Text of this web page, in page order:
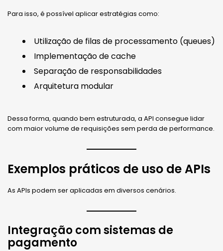
Para isso, é possível aplicar estratégias como:
Utilização de filas de processamento (queues)
Implementação de cache
Separação de responsabilidades
Arquitetura modular
Dessa forma, quando bem estruturada, a API consegue lidar
com maior volume de requisições sem perda de performance.
Exemplos práticos de uso de APIs
As APIs podem ser aplicadas em diversos cenários.
Integração com sistemas de
pagamento